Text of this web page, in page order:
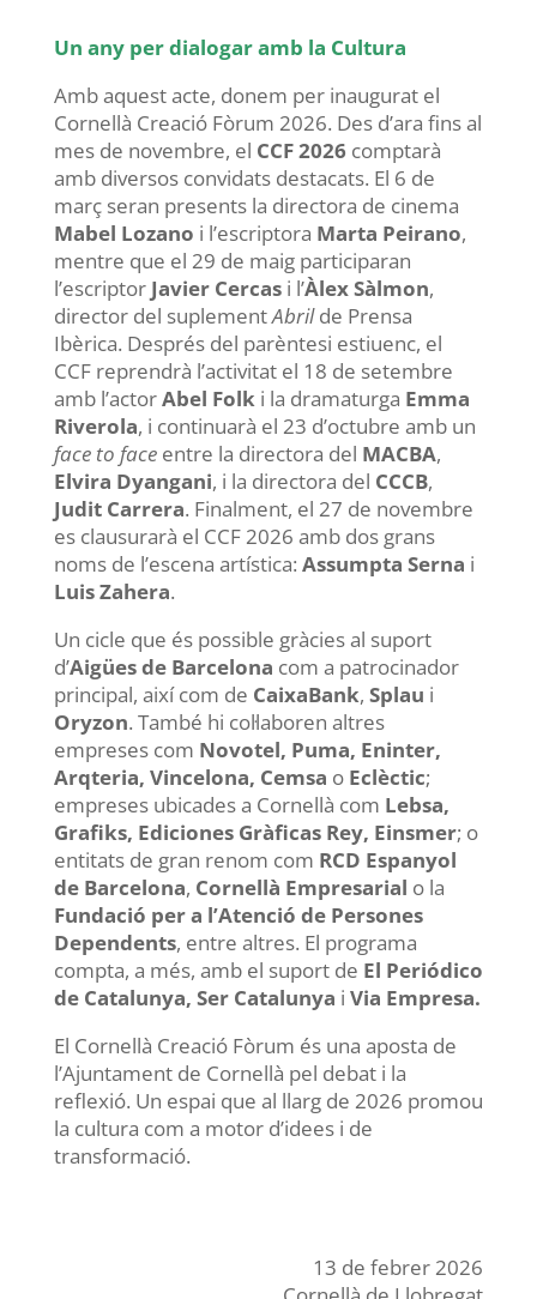
Un any per dialogar amb la Cultura
Amb aquest acte, donem per inaugurat el
Cornellà Creació Fòrum 2026. Des d’ara fins al
mes de novembre, el CCF 2026 comptarà
amb diversos convidats destacats. El 6 de
març seran presents la directora de cinema
Mabel Lozano i l’escriptora Marta Peirano,
mentre que el 29 de maig participaran
l’escriptor Javier Cercasi l’Àlex Sàlmon,
director del suplementAbrilde Prensa
Ibèrica. Després del parèntesi estiuenc, el
CCF reprendrà l’activitat el 18 de setembre
amb l’actorAbel Folki la dramaturga Emma
Riverola, i continuarà el 23 d’octubre amb un
face to faceentre la directora del MACBA,
Elvira Dyangani, i la directora del CCCB,
Judit Carrera. Finalment, el 27 de novembre
es clausurarà el CCF 2026 amb dos grans
noms de l’escena artística: Assumpta Serna i
Luis Zahera.
Un cicle que és possible gràcies al suport
d’Aigües de Barcelona com a patrocinador
principal, així com de CaixaBank, Splau i
Oryzon. També hi col·laboren altres
empreses com Novotel, Puma, Eninter,
Arqteria, Vincelona, Cemsa oEclèctic;
empreses ubicades a Cornellà com Lebsa,
Grafiks, Ediciones Gràficas Rey, Einsmer; o
entitats de gran renom com RCD Espanyol
de Barcelona, Cornellà Empresarial o la
Fundació per a l’Atenció de Persones
Dependents, entre altres. El programa
compta, a més, amb el suport de El Periódico
de Catalunya, Ser Catalunya i Via Empresa.
El Cornellà Creació Fòrum és una aposta de
l’Ajuntament de Cornellà pel debat i la
reflexió. Un espai que al llarg de 2026 promou
la cultura com a motor d’idees i de
transformació.
13 de febrer 2026